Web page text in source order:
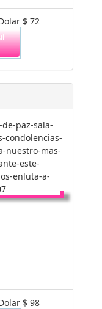
$ 72
$ 98